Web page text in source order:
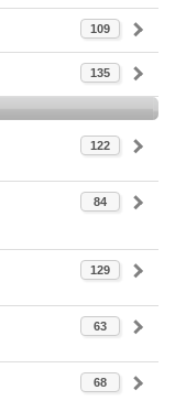
109
135
122
84
129
63
68